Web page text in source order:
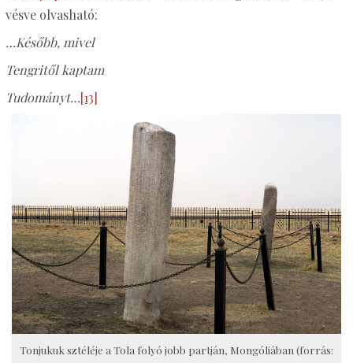
vésve olvasható:
…Később, mivel
Tengritől kaptam
Tudományt…[13]
Tonjukuk sztéléje a Tola folyó jobb partján, Mongóliában (forrás: